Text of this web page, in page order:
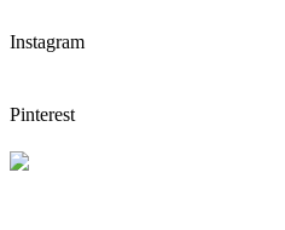
Instagram
Pinterest